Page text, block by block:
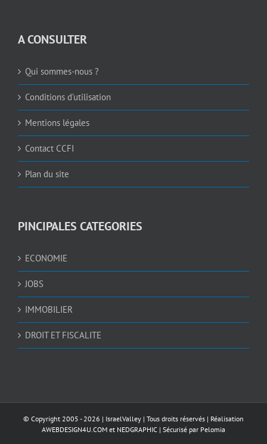
A CONSULTER
Qui sommes-nous ?
Conditions d’utilisation
Mentions légales
Contact CCFI
Plan du site
PINCIPALES CATEGORIES
ECONOMIE
JOBS
IMMOBILIER
DROIT ET FISCALITE
© Copyright 2005 - 2026 | IsraelValley | Tous droits réservés | Réalisation
AWEBDESIGN4U.COM et NEDGRAPHIC | Sécurisé par Pelomia